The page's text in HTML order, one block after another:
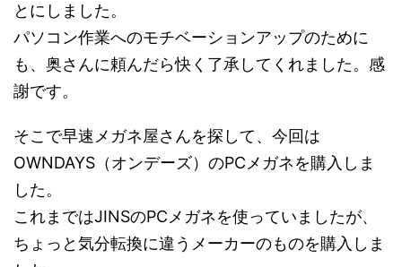
とにしました。
パソコン作業へのモチベーションアップのために
も、奥さんに頼んだら快く了承してくれました。感
謝です。
そこで早速メガネ屋さんを探して、今回は
OWNDAYS（オンデーズ）のPCメガネを購入しま
した。
これまではJINSのPCメガネを使っていましたが、
ちょっと気分転換に違うメーカーのものを購入しま